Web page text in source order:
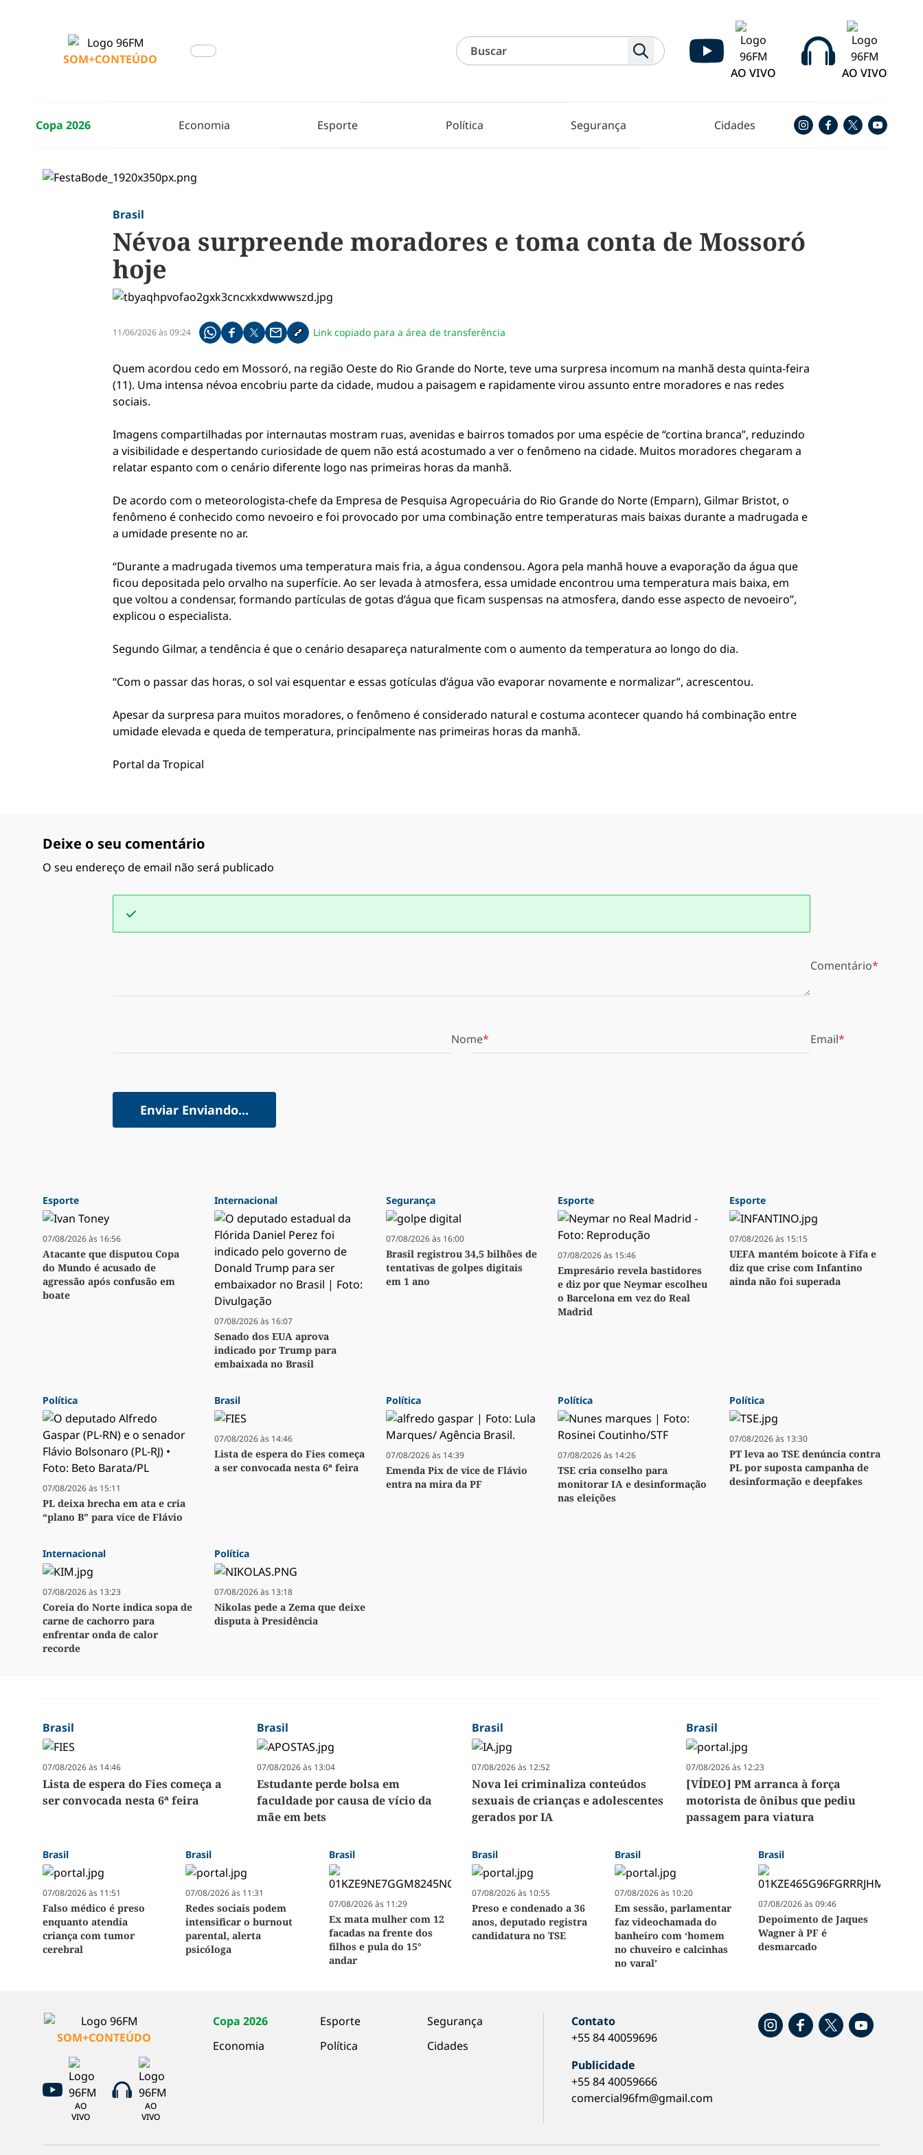
SOM+CONTEÚDO
AO VIVO
AO VIVO
Copa 2026 Economia Esporte Política Segurança Cidades
Brasil
Névoa surpreende moradores e toma conta de Mossoró
hoje
11/06/2026 às 09:24 Compartilhe pelo whatsapp
Compartilhar no facebook
Compartilhar no twitter
Compartilhe pelo email
Copiar link da notícia
Link copiado para a área de transferência
Quem acordou cedo em Mossoró, na região Oeste do Rio Grande do Norte, teve uma surpresa incomum na manhã desta quinta-feira
(11). Uma intensa névoa encobriu parte da cidade, mudou a paisagem e rapidamente virou assunto entre moradores e nas redes
sociais.
Imagens compartilhadas por internautas mostram ruas, avenidas e bairros tomados por uma espécie de “cortina branca”, reduzindo
a visibilidade e despertando curiosidade de quem não está acostumado a ver o fenômeno na cidade. Muitos moradores chegaram a
relatar espanto com o cenário diferente logo nas primeiras horas da manhã.
De acordo com o meteorologista-chefe da Empresa de Pesquisa Agropecuária do Rio Grande do Norte (Emparn), Gilmar Bristot, o
fenômeno é conhecido como nevoeiro e foi provocado por uma combinação entre temperaturas mais baixas durante a madrugada e
a umidade presente no ar.
“Durante a madrugada tivemos uma temperatura mais fria, a água condensou. Agora pela manhã houve a evaporação da água que
ficou depositada pelo orvalho na superfície. Ao ser levada à atmosfera, essa umidade encontrou uma temperatura mais baixa, em
que voltou a condensar, formando partículas de gotas d’água que ficam suspensas na atmosfera, dando esse aspecto de nevoeiro”,
explicou o especialista.
Segundo Gilmar, a tendência é que o cenário desapareça naturalmente com o aumento da temperatura ao longo do dia.
“Com o passar das horas, o sol vai esquentar e essas gotículas d’água vão evaporar novamente e normalizar”, acrescentou.
Apesar da surpresa para muitos moradores, o fenômeno é considerado natural e costuma acontecer quando há combinação entre
umidade elevada e queda de temperatura, principalmente nas primeiras horas da manhã.
Portal da Tropical
Deixe o seu comentário
O seu endereço de email não será publicado
Comentário
Nome Email
Enviar Enviando...
Esporte
07/08/2026 às 16:56
Atacante que disputou Copa
do Mundo é acusado de
agressão após confusão em
boate
Internacional
07/08/2026 às 16:07
Senado dos EUA aprova
indicado por Trump para
embaixada no Brasil
Segurança
07/08/2026 às 16:00
Brasil registrou 34,5 bilhões de
tentativas de golpes digitais
em 1 ano
Esporte
07/08/2026 às 15:46
Empresário revela bastidores
e diz por que Neymar escolheu
o Barcelona em vez do Real
Madrid
Esporte
07/08/2026 às 15:15
UEFA mantém boicote à Fifa e
diz que crise com Infantino
ainda não foi superada
Política
07/08/2026 às 15:11
PL deixa brecha em ata e cria
“plano B” para vice de Flávio
Brasil
07/08/2026 às 14:46
Lista de espera do Fies começa
a ser convocada nesta 6ª feira
Política
07/08/2026 às 14:39
Emenda Pix de vice de Flávio
entra na mira da PF
Política
07/08/2026 às 14:26
TSE cria conselho para
monitorar IA e desinformação
nas eleições
Política
07/08/2026 às 13:30
PT leva ao TSE denúncia contra
PL por suposta campanha de
desinformação e deepfakes
Internacional
07/08/2026 às 13:23
Coreia do Norte indica sopa de
carne de cachorro para
enfrentar onda de calor
recorde
Política
07/08/2026 às 13:18
Nikolas pede a Zema que deixe
disputa à Presidência
Brasil
07/08/2026 às 14:46
Lista de espera do Fies começa a
ser convocada nesta 6ª feira
Brasil
07/08/2026 às 13:04
Estudante perde bolsa em
faculdade por causa de vício da
mãe em bets
Brasil
07/08/2026 às 12:52
Nova lei criminaliza conteúdos
sexuais de crianças e adolescentes
gerados por IA
Brasil
07/08/2026 às 12:23
[VÍDEO] PM arranca à força
motorista de ônibus que pediu
passagem para viatura
Brasil
07/08/2026 às 11:51
Falso médico é preso
enquanto atendia
criança com tumor
cerebral
Brasil
07/08/2026 às 11:31
Redes sociais podem
intensificar o burnout
parental, alerta
psicóloga
Brasil
07/08/2026 às 11:29
Ex mata mulher com 12
facadas na frente dos
filhos e pula do 15°
andar
Brasil
07/08/2026 às 10:55
Preso e condenado a 36
anos, deputado registra
candidatura no TSE
Brasil
07/08/2026 às 10:20
Em sessão, parlamentar
faz videochamada do
banheiro com ‘homem
no chuveiro e calcinhas
no varal’
Brasil
07/08/2026 às 09:46
Depoimento de Jaques
Wagner à PF é
desmarcado
SOM+CONTEÚDO
AO
VIVO
AO
VIVO
Copa 2026
Economia
Esporte
Política
Segurança
Cidades
Contato
+55 84 40059696
Publicidade
+55 84 40059666
comercial96fm@gmail.com